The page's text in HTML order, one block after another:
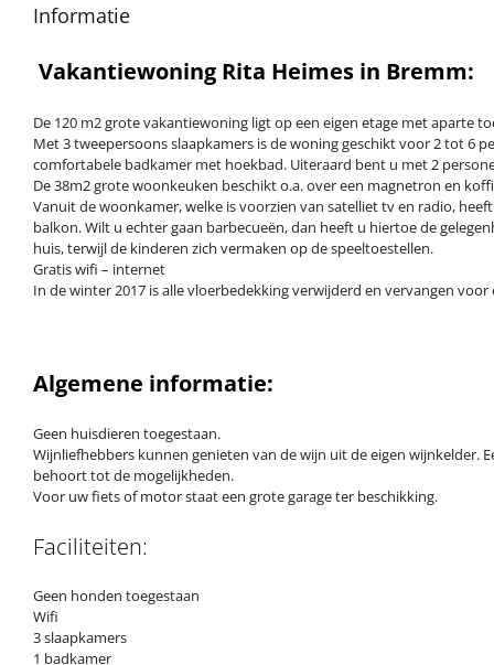
Informatie
Vakantiewoning Rita Heimes in Bremm:
De 120 m2 grote vakantiewoning ligt op een eigen etage met aparte
Met 3 tweepersoons slaapkamers is de woning geschikt voor 2 tot 6
comfortabele badkamer met hoekbad. Uiteraard bent u met 2
De 38m2 grote woonkeuken beschikt o.a. over een magnetron en
Vanuit de woonkamer, welke is voorzien van satelliet tv en radio,
balkon. Wilt u echter gaan barbecueën, dan heeft u hiertoe de
huis, terwijl de kinderen zich vermaken op de speeltoestellen.
Gratis wifi – internet
In de winter 2017 is alle vloerbedekking verwijderd en vervangen
Algemene informatie:
Geen huisdieren toegestaan.
Wijnliefhebbers kunnen genieten van de wijn uit de eigen wijnkelder.
behoort tot de mogelijkheden.
Voor uw fiets of motor staat een grote garage ter beschikking.
Faciliteiten:
Geen honden toegestaan
Wifi
3 slaapkamers
1 badkamer